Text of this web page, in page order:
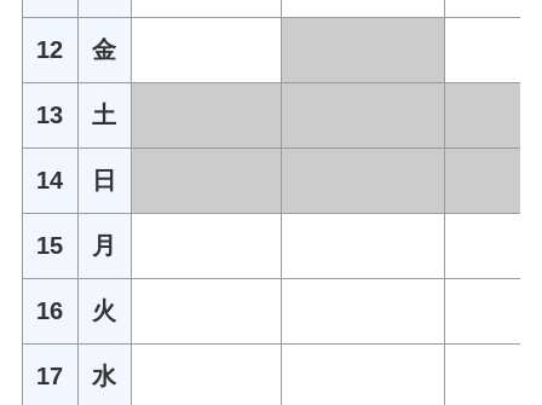
12 金
13 土
14 日
15 月
16 火
17 水